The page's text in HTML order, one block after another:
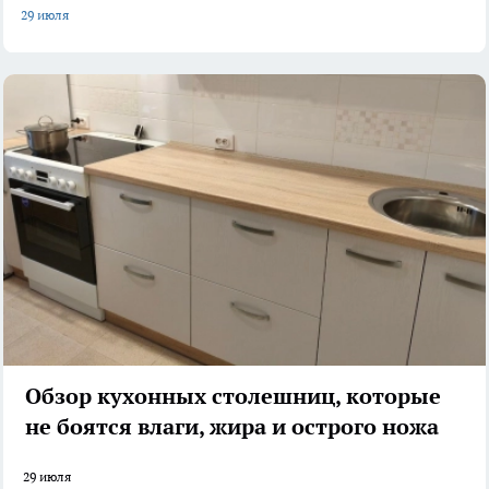
29 июля
Обзор кухонных столешниц, которые
не боятся влаги, жира и острого ножа
29 июля